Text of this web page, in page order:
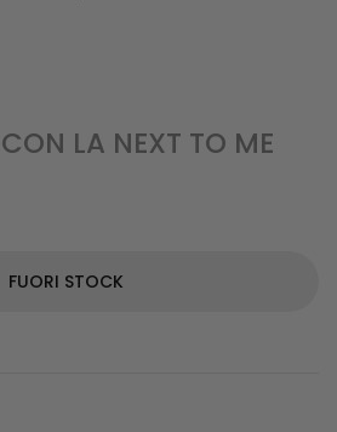
LA NEXT TO ME
FUORI STOCK